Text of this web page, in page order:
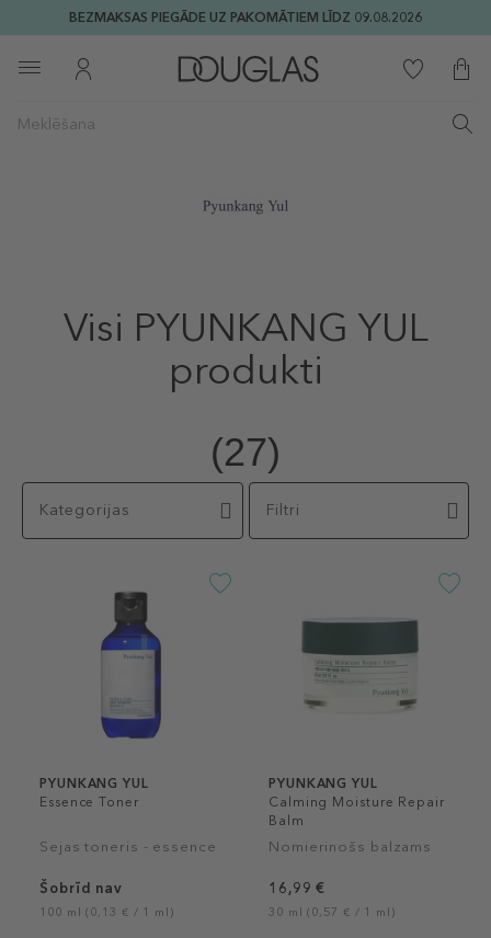
BEZMAKSAS PIEGĀDE UZ PAKOMĀTIEM LĪDZ 09.08.2026
Visi PYUNKANG YUL
produkti
(27)
Kategorijas Filtri
PYUNKANG YUL
Essence Toner
Sejas toneris - essence
Šobrīd nav
100 ml (0,13 € / 1 ml)
PYUNKANG YUL
Calming Moisture Repair
Balm
Nomierinošs balzams
16,99 €
30 ml (0,57 € / 1 ml)